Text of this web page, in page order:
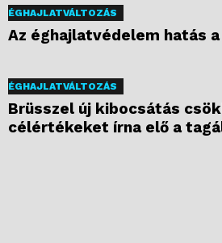
ÉGHAJLATVÁLTOZÁS
Az éghajlatvédelem hatás
ÉGHAJLATVÁLTOZÁS
Brüsszel új kibocsátás
célértékeket írna elő a